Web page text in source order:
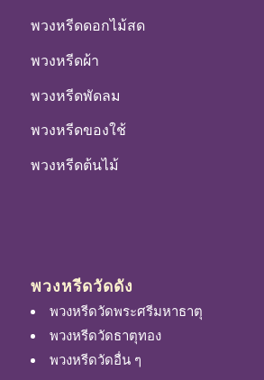
พวงหรีดดอกไม้สด
พวงหรีดผ้า
พวงหรีดพัดลม
พวงหรีดของใช้
พวงหรีดต้นไม้
พวงหรีดวัดดัง
พวงหรีดวัดพระศรีมหาธาตุ
พวงหรีดวัดธาตุทอง
พวงหรีดวัดอื่น ๆ